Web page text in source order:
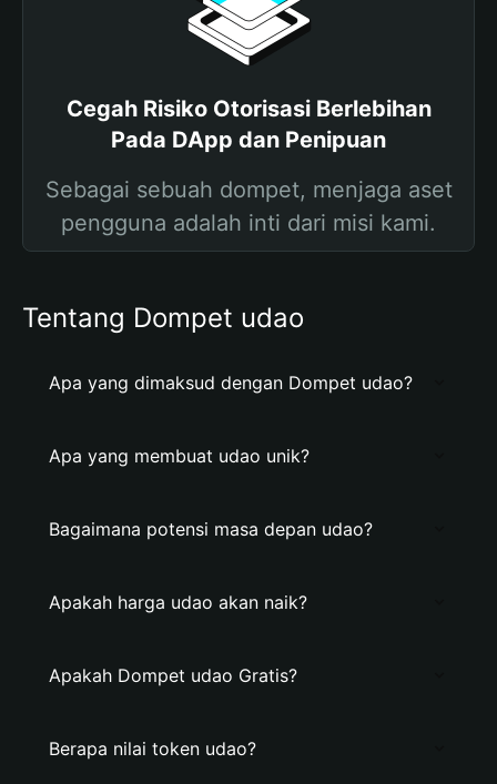
Cegah Risiko Otorisasi Berlebihan
Pada DApp dan Penipuan
Sebagai sebuah dompet, menjaga aset
pengguna adalah inti dari misi kami.
Tentang Dompet udao
Apa yang dimaksud dengan Dompet udao?
Apa yang membuat udao unik?
Bagaimana potensi masa depan udao?
Apakah harga udao akan naik?
Apakah Dompet udao Gratis?
Berapa nilai token udao?